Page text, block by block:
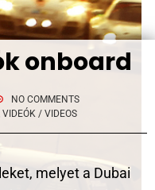
onboard
NO COMMENTS
VIDEÓK / VIDEOS
melyet a Dubai